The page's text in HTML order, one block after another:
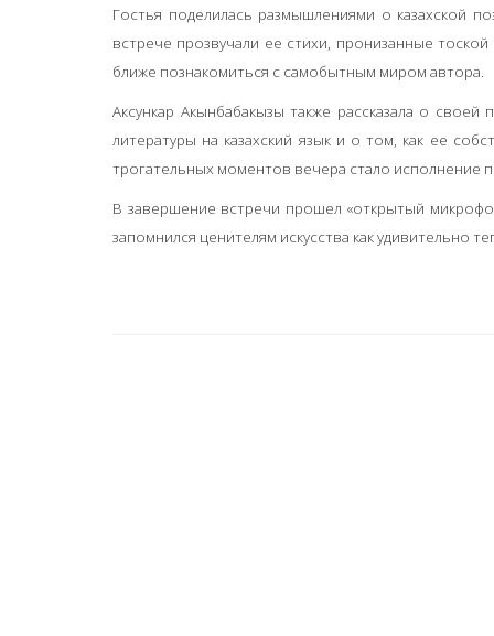
Гостья поделилась размышлениями о казахской
встрече прозвучали ее стихи, пронизанные
ближе познакомиться с самобытным миром автора.
Аксункар Акынбабакызы также рассказала о
литературы на казахский язык и о том, как ее
трогательных моментов вечера стало исполнение
В завершение встречи прошел «открытый
запомнился ценителям искусства как удивительно